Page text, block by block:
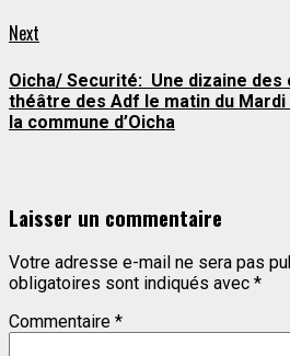
Next
Oicha/ Securité: Une dizaine
théâtre des Adf le matin du Mardi
la commune d’Oicha
Laisser un commentaire
Votre adresse e-mail ne sera pas
obligatoires sont indiqués avec *
Commentaire *